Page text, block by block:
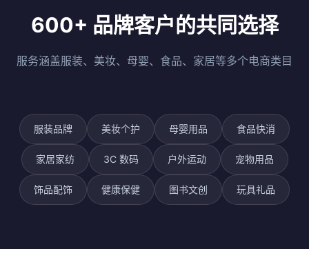
600+ 品牌客户的共同选择
服务涵盖服装、美妆、母婴、食品、家居等多个电商类目
服装品牌 美妆个护 母婴用品 食品快消
家居家纺 3C 数码 户外运动 宠物用品
饰品配饰 健康保健 图书文创 玩具礼品